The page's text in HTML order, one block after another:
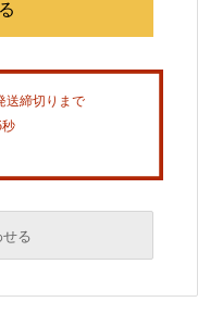
送締切りまで
秒
せる